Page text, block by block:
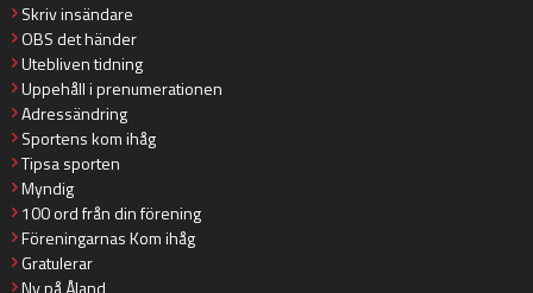
Skriv insändare
OBS det händer
Utebliven tidning
Uppehåll i prenumerationen
Adressändring
Sportens kom ihåg
Tipsa sporten
Myndig
100 ord från din förening
Föreningarnas Kom ihåg
Gratulerar
Ny på Åland